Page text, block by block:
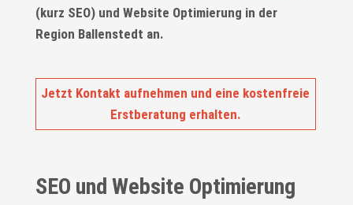
(kurz SEO) und Website Optimierung in der
Region Ballenstedt an.
Jetzt Kontakt aufnehmen und eine kostenfreie
Erstberatung erhalten.
SEO und Website Optimierung